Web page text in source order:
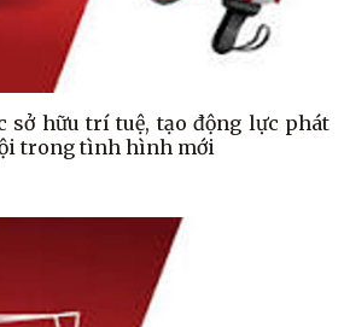
sở hữu trí tuệ, tạo động lực phát
trong tình hình mới